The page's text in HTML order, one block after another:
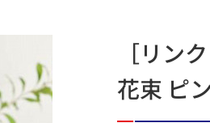
［リン
花束 ピ